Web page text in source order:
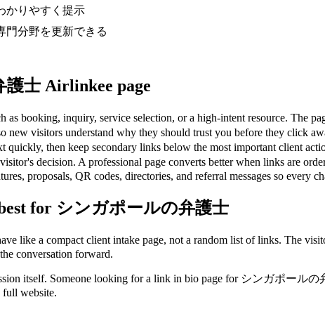
かりやすく提示
門分野を更新できる
士 Airlinkee page
booking, inquiry, service selection, or a high-intent resource. The
visitors understand why they should trust you before they click
then keep secondary links below the most important client
decision. A professional page converts better when links are
proposals, QR codes, directories, and referral messages so every
for シンガポールの弁護士
like a compact client intake page, not a random list of links. The
conversation forward.
itself. Someone looking for a link in bio page for シンガポール
website.